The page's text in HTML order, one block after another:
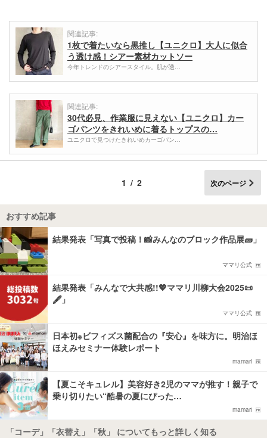
関連記事:
1枚で着たいなら黒推し【ユニクロ】大人に似合
う透け感！シアー素材カットソー
今年トレンドのシアースタイル。肌が透…
関連記事:
30代必見、作業服に見えない【ユニクロ】カー
ゴパンツをきれいめに着るトップスの…
ユニクロで見つけたきれいめカーゴパン…
1/2 次のページ
おすすめ記事
結果発表「写真で投稿！📸みんなのブロック作品展🧱」
ママリ公式
結果発表「みんなで大共感!!💖ママリ川柳大会2025📜
🖋️」
ママリ公式
日本初※ビフィズス菌配合の『安心』を味方に。明治ほ
ほえみセミナー体験レポート
mamari
【夏こそキュレル】美容好き2児のママが推す！親子で
乗り切りたい“酷暑の夏にぴった…
mamari
「コーデ」「衣替え」「秋」 についてもっと詳しく知る